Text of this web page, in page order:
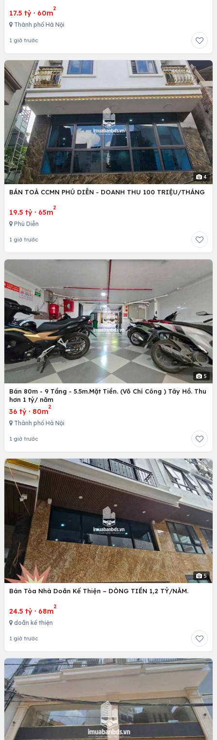
17.5 tỷ · 60m
2
Thành phố Hà Nội
1 giờ trước
4
BÁN TOÀ CCMN PHÚ DIỄN - DOANH THU 100 TRIỆU/THÁNG
19.5 tỷ · 65m
2
Phú Diễn
1 giờ trước
5
Bán 80m - 9 Tầng - 5.5m.Mặt Tiền. (Võ Chí Công ) Tây Hồ. Thu
hơn 1 tỷ/ năm
36 tỷ · 80m
2
Thành phố Hà Nội
1 giờ trước
5
Bán Tòa Nhà Doãn Kế Thiện – DÒNG TIỀN 1,2 TỶ/NĂM.
24.5 tỷ · 68m
2
doãn kế thiện
1 giờ trước